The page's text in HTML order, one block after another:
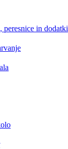
peresnice in dodatki